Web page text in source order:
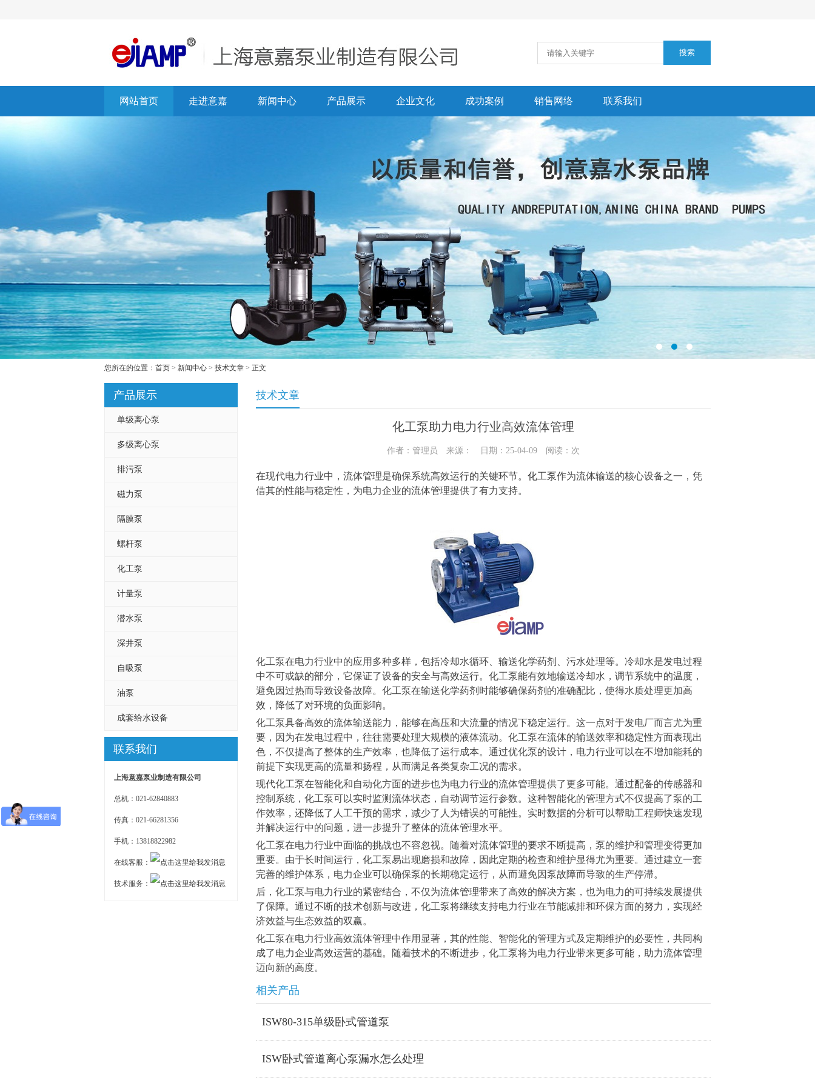
网站首页 走进意嘉 新闻中心 产品展示 企业文化 成功案例 销售网络 联系我们
您所在的位置： 首页 > 新闻中心 > 技术文章 > 正文
产品展示
单级离心泵
多级离心泵
排污泵
磁力泵
隔膜泵
螺杆泵
化工泵
计量泵
潜水泵
深井泵
自吸泵
油泵
成套给水设备
联系我们
上海意嘉泵业制造有限公司
总机：021-62840883
传真：021-66281356
手机：13818822982
在线客服：
技术服务：
技术文章
化工泵助力电力行业高效流体管理
作者：管理员 来源： 日期：25-04-09 阅读：次
在现代电力行业中，流体管理是确保系统高效运行的关键环节。 化工泵作为流体输送的核心设备之一，凭
借其的性能与稳定性，为电力企业的流体管理提供了有力支持。
化工泵在电力行业中的应用多种多样，包括冷却水循环、输送化学药剂、污水处理等。冷却水是发电过程
中不可或缺的部分，它保证了设备的安全与高效运行。化工泵能有效地输送冷却水，调节系统中的温度，
避免因过热而导致设备故障。化工泵在输送化学药剂时能够确保药剂的准确配比，使得水质处理更加高
效，降低了对环境的负面影响。
化工泵具备高效的流体输送能力，能够在高压和大流量的情况下稳定运行。这一点对于发电厂而言尤为重
要，因为在发电过程中，往往需要处理大规模的液体流动。化工泵在流体的输送效率和稳定性方面表现出
色，不仅提高了整体的生产效率，也降低了运行成本。通过优化泵的设计，电力行业可以在不增加能耗的
前提下实现更高的流量和扬程，从而满足各类复杂工况的需求。
现代化工泵在智能化和自动化方面的进步也为电力行业的流体管理提供了更多可能。通过配备的传感器和
控制系统，化工泵可以实时监测流体状态，自动调节运行参数。这种智能化的管理方式不仅提高了泵的工
作效率，还降低了人工干预的需求，减少了人为错误的可能性。实时数据的分析可以帮助工程师快速发现
并解决运行中的问题，进一步提升了整体的流体管理水平。
化工泵在电力行业中面临的挑战也不容忽视。随着对流体管理的要求不断提高，泵的维护和管理变得更加
重要。由于长时间运行，化工泵易出现磨损和故障，因此定期的检查和维护显得尤为重要。通过建立一套
完善的维护体系，电力企业可以确保泵的长期稳定运行，从而避免因泵故障而导致的生产停滞。
后，化工泵与电力行业的紧密结合，不仅为流体管理带来了高效的解决方案，也为电力的可持续发展提供
了保障。通过不断的技术创新与改进，化工泵将继续支持电力行业在节能减排和环保方面的努力，实现经
济效益与生态效益的双赢。
化工泵在电力行业高效流体管理中作用显著，其的性能、智能化的管理方式及定期维护的必要性，共同构
成了电力企业高效运营的基础。随着技术的不断进步，化工泵将为电力行业带来更多可能，助力流体管理
迈向新的高度。
相关产品
ISW80-315单级卧式管道泵
ISW卧式管道离心泵漏水怎么处理